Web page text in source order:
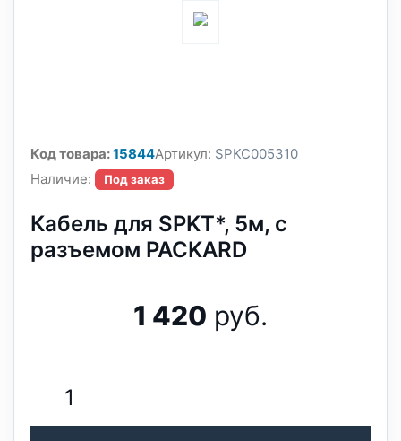
Код товара:15844Артикул: SPKC005310
Наличие:
Под заказ
Кабель для SPKT*, 5м, с
разъемом PACKARD
1 420 руб.